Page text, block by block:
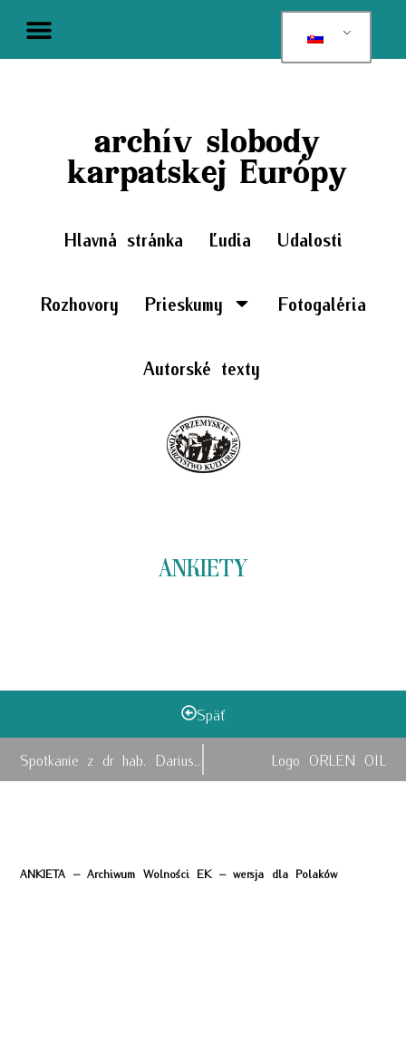
archív slobody
karpatskej Európy
Hlavná stránka Ľudia Udalosti
Rozhovory Prieskumy Fotogaléria
Autorské texty
ANKIETY
Späť
Logo ORLEN OIL
ANKIETA – Archiwum Wolności EK – wersja dla Polaków